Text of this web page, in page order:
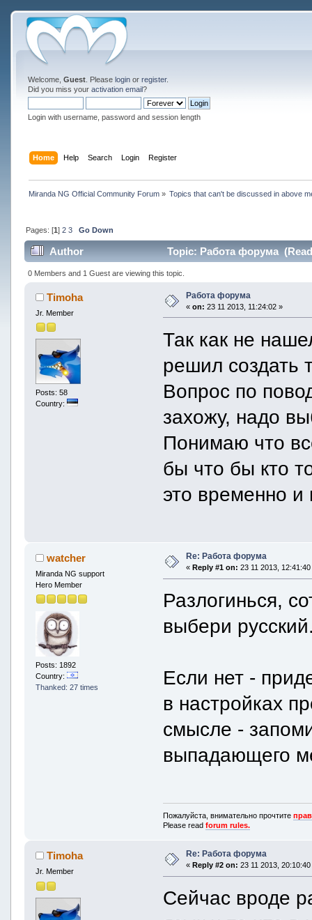
Welcome, Guest. Please loginor register.
Did you miss your activation email?
Login with username, password and session length
Home Help Search Login Register
Miranda NG Official Community Forum» Topics that can't be discussed in above
Pages: [1] 2 3 Go Down
Author Topic: Работа форума
0 Members and 1 Guest are viewing this topic.
Timoha
Jr. Member
Posts: 58
Country:
Работа форума
« on: 23 11 2013, 11:24:02 »
Так как не
решил создать
Вопрос по
захожу, надо
Понимаю что
бы что бы кто
это временно и
watcher
Miranda NG support
Hero Member
Posts: 1892
Country:
Thanked: 27 times
Re: Работа форума
« Reply #1 on: 23 11 2013, 12:41:40
Разлогинься,
выбери
Если нет -
в настройках
смысле -
выпадающего
Пожалуйста, внимательно прочтите
Please readforum rules.
Timoha
Jr. Member
Re: Работа форума
« Reply #2 on: 23 11 2013, 20:10:40
Сейчас вроде